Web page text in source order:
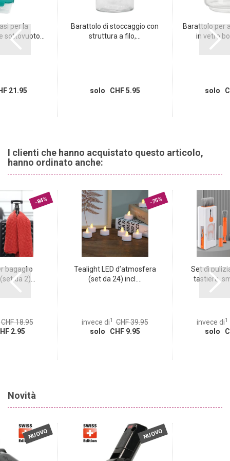
per la
sottovuoto...
21.95
Barattolo di stoccaggio con
struttura a filo,...
solo CHF 5.95
Barattolo per
in vetro
solo
I clienti che hanno acquistato questo articolo,
hanno ordinato anche:
-84%
bagaglio
da 2)...
CHF 18.95
2.95
-75%
Tealight LED d’atmosfera
(set da 24) incl....
invece di1 CHF 39.95
solo CHF 9.95
Set di
tastiera,
invece di1
solo
Novità
NUOVO NUOVO